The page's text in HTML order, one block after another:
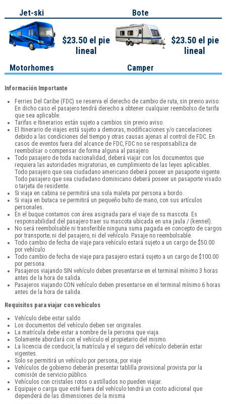
Jet-ski Bote
Motorhomes
$23.50 el pie
lineal
Camper
$23.50 el pie
lineal
Información Importante
Ferries Del Caribe (FDC) se reserva el derecho de cambio de ruta, sin previo aviso.
En dicho caso el pasajero tendrá derecho a obtener cualquier reembolso de tarifa
que sea aplicable.
Tarifas e Itinerarios están sujeto a cambios sin previo aviso.
El Itinerario de viajes está sujeto a demoras, modificaciones y/o cancelaciones
debido a las condiciones del tiempo y otras causas ajenas al control de FDC. En
casos de eventos fuera del alcance de FDC, FDC no se responsabiliza de
reembolsar o compensar de forma alguna al pasajero.
Todo pasajero de toda nacionalidad, deberá viajar con los documentos que
requiera las autoridades migratorias, en cumplimiento de las leyes aplicables.
Todo pasajero que sea ciudadano americano deberá poseer un pasaporte vigente.
Todo pasajero que sea ciudadano dominicano deberá poseer un pasaporte visado
o tarjeta de residente.
Si viaja en cabina se permitirá una sola maleta por persona a bordo.
Si viaja en butaca se permitirá un pequeño bulto de mano, con sus artículos
personales.
En el buque contamos con área asignada para el viaje de su mascota. Es
responsabilidad del pasajero traer su mascota ubicada en una jaula / (kennel).
No será reembolsable ni transferible ninguna suma pagada en concepto de cargos
por transporte; ni del pasajero, ni del vehículo. Pasaje no reembolsable.
Todo cambio de fecha de viaje para vehículo estará sujeto a un cargo de $50.00
por vehículo
Todo cambio de fecha de viaje para pasajero estará sujeto a un cargo de $100.00
por persona.
Pasajeros viajando SIN vehículo deben presentarse en el terminal mínimo 3 horas
antes de la hora de salida.
Pasajeros viajando CON vehículo deben presentarse en el terminal mínimo 6 horas
antes de la hora de salida.
Requisitos para viajar con vehículos
Vehículo debe estar saldo
Los documentos del vehículo deben ser originales.
La matrícula debe estar a nombre de la persona que viaja.
Solamente abordará con el vehículo el propietario del mismo.
La licencia de conducir, la matrícula y el seguro del vehículo deberán estar
vigentes.
Solo se permitirá un vehículo por persona, por viaje
Vehículos de gobierno deberán presentar tablilla provisional provista por la
comisión de servicio público.
Vehículos con cristales rotos o astillados no pueden viajar.
Equipaje o carga que esté fuera del vehículo tendrá un costo adicional que
dependerá de las dimensiones de la misma